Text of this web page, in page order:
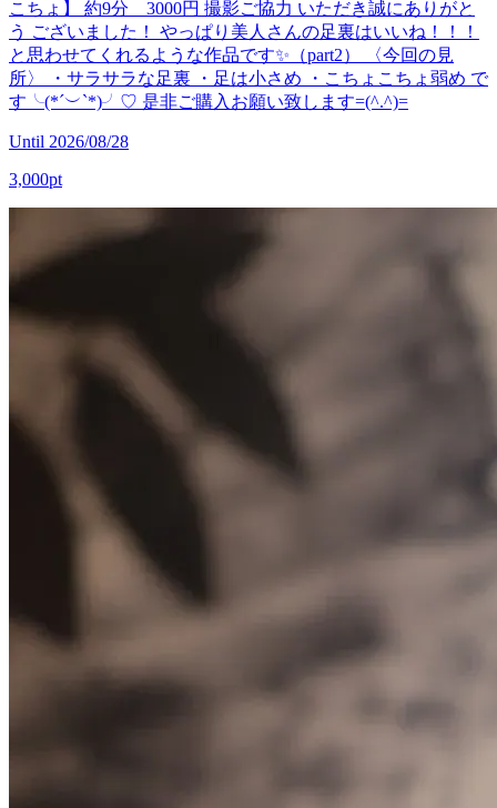
こちょ】 約9分 3000円 撮影ご協力 いただき誠にありがと
う ございました！ やっぱり美人さんの足裏はいいね！！！
と思わせてくれるような作品です✨（part2） 〈今回の見
所〉 ・サラサラな足裏 ・足は小さめ ・こちょこちょ弱め で
す╰(*´︶`*)╯♡ 是非ご購入お願い致します=(^.^)=
Until 2026/08/28
3,000pt